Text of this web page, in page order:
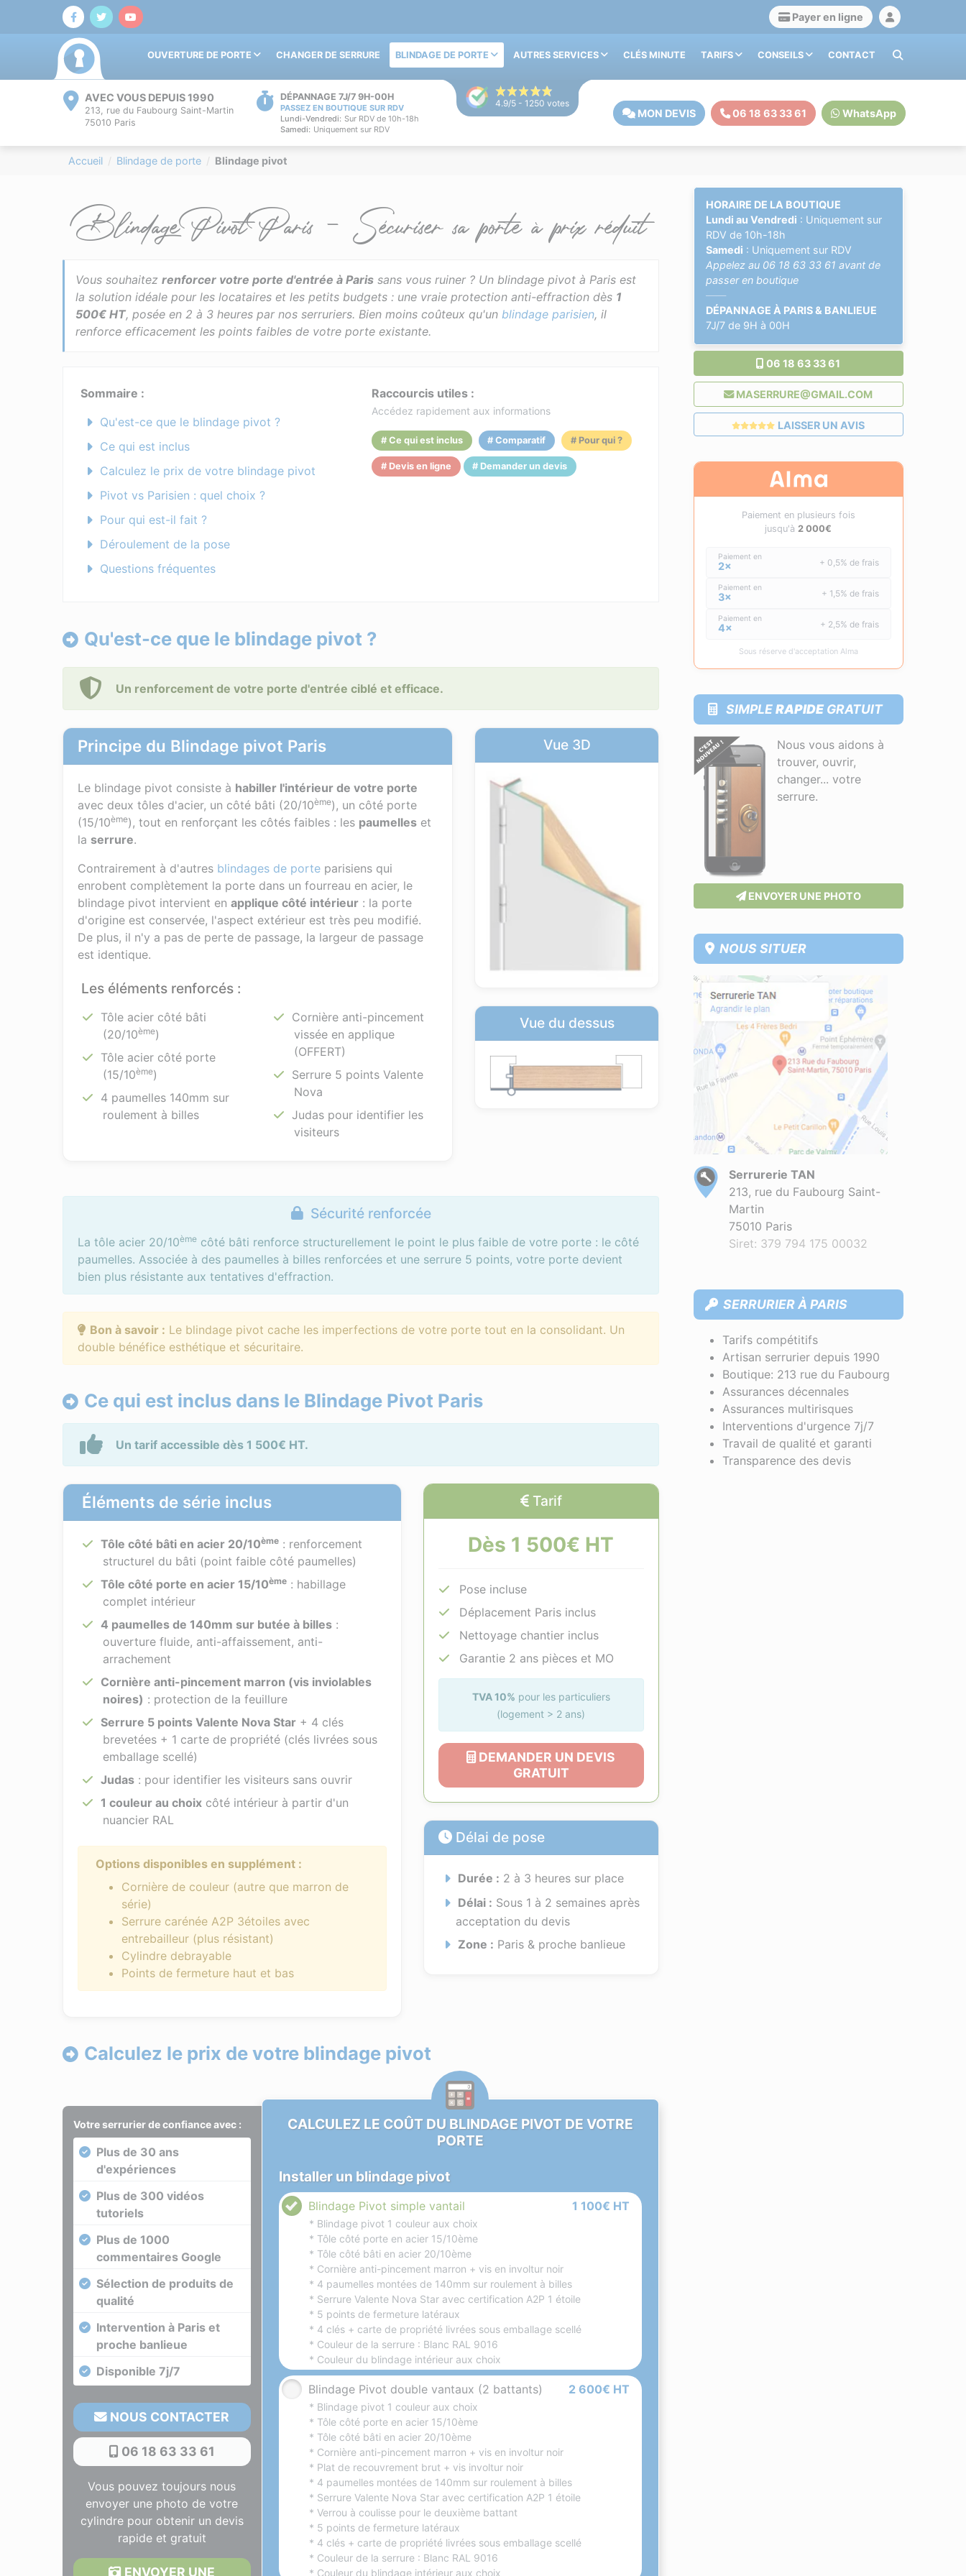
Payer en ligne
OUVERTURE DE PORTE CHANGER DE SERRURE BLINDAGE DE PORTE AUTRES SERVICES CLÉS MINUTE TARIFS CONSEILS CONTACT
4.9/5 - 1250 votes
MON DEVIS 06 18 63 33 61 WhatsApp
AVEC VOUS DEPUIS 1990
213, rue du Faubourg Saint-Martin
75010 Paris
DÉPANNAGE 7J/7 9H-00H
PASSEZ EN BOUTIQUE SUR RDV
Lundi-Vendredi: Sur RDV de 10h-18h
Samedi: Uniquement sur RDV
Accueil Blindage de porte Blindage pivot
Blindage Pivot Paris - Sécuriser sa porte à prix réduit
Vous souhaitez renforcer votre porte d'entrée à Paris sans vous ruiner ? Un blindage pivot à Paris est
la solution idéale pour les locataires et les petits budgets : une vraie protection anti-effraction dès 1
500€ HT, posée en 2 à 3 heures par nos serruriers. Bien moins coûteux qu'un blindage parisien, il
renforce efficacement les points faibles de votre porte existante.
Sommaire :
Qu'est-ce que le blindage pivot ?
Ce qui est inclus
Calculez le prix de votre blindage pivot
Pivot vs Parisien : quel choix ?
Pour qui est-il fait ?
Déroulement de la pose
Questions fréquentes
Raccourcis utiles :
Accédez rapidement aux informations
# Ce qui est inclus # Comparatif # Pour qui ?
# Devis en ligne # Demander un devis
Qu'est-ce que le blindage pivot ?
Un renforcement de votre porte d'entrée ciblé et efficace.
Principe du Blindage pivot Paris
Le blindage pivot consiste à habiller l'intérieur de votre porte
avec deux tôles d'acier, un côté bâti (20/10ème), un côté porte
(15/10ème), tout en renforçant les côtés faibles : les paumelles et
la serrure.
Contrairement à d'autres blindages de porte parisiens qui
enrobent complètement la porte dans un fourreau en acier, le
blindage pivot intervient en applique côté intérieur : la porte
d'origine est conservée, l'aspect extérieur est très peu modifié.
De plus, il n'y a pas de perte de passage, la largeur de passage
est identique.
Les éléments renforcés :
Tôle acier côté bâti
(20/10ème)
Tôle acier côté porte
(15/10ème)
4 paumelles 140mm sur
roulement à billes
Cornière anti-pincement
vissée en applique
(OFFERT)
Serrure 5 points Valente
Nova
Judas pour identifier les
visiteurs
Vue 3D
Vue du dessus
Sécurité renforcée
La tôle acier 20/10ème côté bâti renforce structurellement le point le plus faible de votre porte : le côté
paumelles. Associée à des paumelles à billes renforcées et une serrure 5 points, votre porte devient
bien plus résistante aux tentatives d'effraction.
Bon à savoir : Le blindage pivot cache les imperfections de votre porte tout en la consolidant. Un
double bénéfice esthétique et sécuritaire.
Ce qui est inclus dans le Blindage Pivot Paris
Un tarif accessible dès 1 500€ HT.
Éléments de série inclus
Tôle côté bâti en acier 20/10ème : renforcement
structurel du bâti (point faible côté paumelles)
Tôle côté porte en acier 15/10ème : habillage
complet intérieur
4 paumelles de 140mm sur butée à billes :
ouverture fluide, anti-affaissement, anti-
arrachement
Cornière anti-pincement marron (vis inviolables
noires) : protection de la feuillure
Serrure 5 points Valente Nova Star + 4 clés
brevetées + 1 carte de propriété (clés livrées sous
emballage scellé)
Judas : pour identifier les visiteurs sans ouvrir
1 couleur au choix côté intérieur à partir d'un
nuancier RAL
Options disponibles en supplément :
Cornière de couleur (autre que marron de
série)
Serrure carénée A2P 3étoiles avec
entrebailleur (plus résistant)
Cylindre debrayable
Points de fermeture haut et bas
Tarif
Dès 1 500€ HT
Pose incluse
Déplacement Paris inclus
Nettoyage chantier inclus
Garantie 2 ans pièces et MO
TVA 10% pour les particuliers
(logement > 2 ans)
DEMANDER UN DEVIS
GRATUIT
Délai de pose
Durée : 2 à 3 heures sur place
Délai : Sous 1 à 2 semaines après
acceptation du devis
Zone : Paris & proche banlieue
Calculez le prix de votre blindage pivot
CALCULEZ LE COÛT DU BLINDAGE PIVOT DE VOTRE
PORTE
Installer un blindage pivot
Blindage Pivot simple vantail 1 100€ HT
* Blindage pivot 1 couleur aux choix
* Tôle côté porte en acier 15/10ème
* Tôle côté bâti en acier 20/10ème
* Cornière anti-pincement marron + vis en involtur noir
* 4 paumelles montées de 140mm sur roulement à billes
* Serrure Valente Nova Star avec certification A2P 1 étoile
* 5 points de fermeture latéraux
* 4 clés + carte de propriété livrées sous emballage scellé
* Couleur de la serrure : Blanc RAL 9016
* Couleur du blindage intérieur aux choix
Blindage Pivot double vantaux (2 battants) 2 600€ HT
* Blindage pivot 1 couleur aux choix
* Tôle côté porte en acier 15/10ème
* Tôle côté bâti en acier 20/10ème
* Cornière anti-pincement marron + vis en involtur noir
* Plat de recouvrement brut + vis involtur noir
* 4 paumelles montées de 140mm sur roulement à billes
* Serrure Valente Nova Star avec certification A2P 1 étoile
* Verrou à coulisse pour le deuxième battant
* 5 points de fermeture latéraux
* 4 clés + carte de propriété livrées sous emballage scellé
* Couleur de la serrure : Blanc RAL 9016
* Couleur du blindage intérieur aux choix
Votre serrurier de confiance avec :
Plus de 30 ans
d'expériences
Plus de 300 vidéos
tutoriels
Plus de 1000
commentaires Google
Sélection de produits de
qualité
Intervention à Paris et
proche banlieue
Disponible 7j/7
NOUS CONTACTER
06 18 63 33 61
Vous pouvez toujours nous
envoyer une photo de votre
cylindre pour obtenir un devis
rapide et gratuit
ENVOYER UNE
HORAIRE DE LA BOUTIQUE
Lundi au Vendredi : Uniquement sur
RDV de 10h-18h
Samedi : Uniquement sur RDV
Appelez au 06 18 63 33 61 avant de
passer en boutique
——
DÉPANNAGE À PARIS & BANLIEUE
7J/7 de 9H à 00H
06 18 63 33 61
MASERRURE@GMAIL.COM
LAISSER UN AVIS
Paiement en plusieurs fois
jusqu'à2 000€
Paiement en
2× + 0,5% de frais
Paiement en
3× + 1,5% de frais
Paiement en
4× + 2,5% de frais
Sous réserve d'acceptation Alma
SIMPLERAPIDEGRATUIT
Nous vous aidons à
trouver, ouvrir,
changer... votre
serrure.
ENVOYER UNE PHOTO
NOUS SITUER
Serrurerie TAN
213, rue du Faubourg Saint-
Martin
75010 Paris
Siret: 379 794 175 00032
SERRURIER À PARIS
Tarifs compétitifs
Artisan serrurier depuis 1990
Boutique: 213 rue du Faubourg
Assurances décennales
Assurances multirisques
Interventions d'urgence 7j/7
Travail de qualité et garanti
Transparence des devis